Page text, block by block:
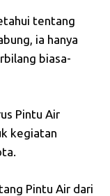
tentang
ia hanya
biasa-
Pintu Air
kegiatan
Pintu Air dari